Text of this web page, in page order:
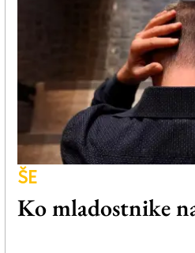
ŠE
Ko mladostnike